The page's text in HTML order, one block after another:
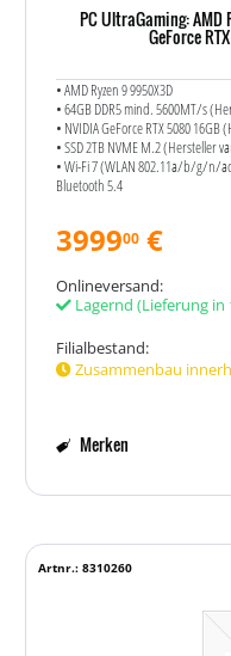
PC UltraGaming: AMD
GeForce
• AMD Ryzen 9 9950X3D
• 64GB DDR5 mind. 5600MT/s
• NVIDIA GeForce RTX 5080
• SSD 2TB NVME M.2 (Hersteller
• Wi-Fi 7 (WLAN 802.11a/​b/​g/​n/​
Bluetooth 5.4
399900 €
Onlineversand:
Lagernd (Lieferung in
Filialbestand:
Zusammenbau
Merken
Artnr.: 8310260